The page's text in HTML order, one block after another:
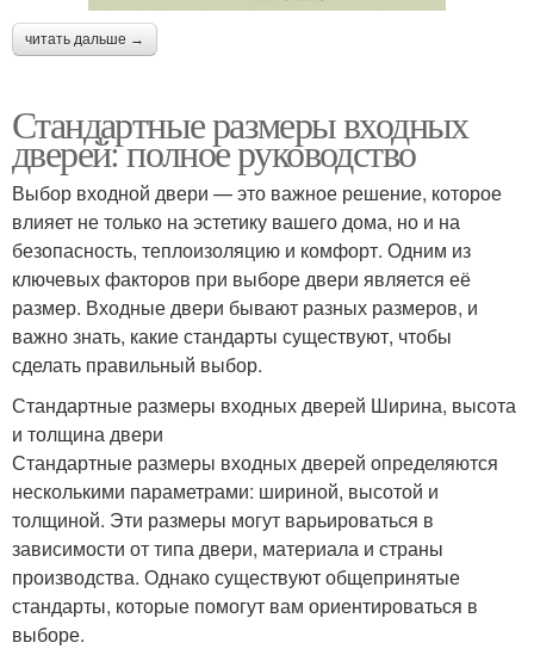
читать дальше →
Стандартные размеры входных
дверей: полное руководство
Выбор входной двери — это важное решение, которое
влияет не только на эстетику вашего дома, но и на
безопасность, теплоизоляцию и комфорт. Одним из
ключевых факторов при выборе двери является её
размер. Входные двери бывают разных размеров, и
важно знать, какие стандарты существуют, чтобы
сделать правильный выбор.
Стандартные размеры входных дверей Ширина, высота
и толщина двери
Стандартные размеры входных дверей определяются
несколькими параметрами: шириной, высотой и
толщиной. Эти размеры могут варьироваться в
зависимости от типа двери, материала и страны
производства. Однако существуют общепринятые
стандарты, которые помогут вам ориентироваться в
выборе.